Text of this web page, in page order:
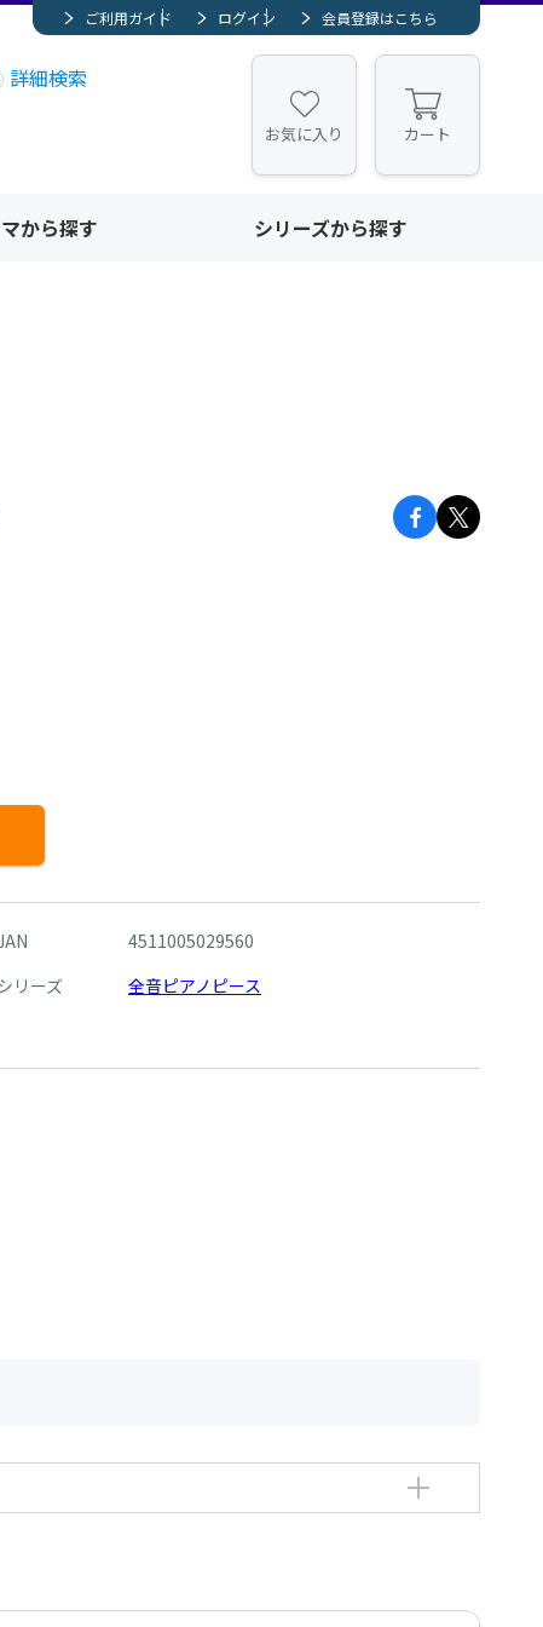
ご利用ガイド ログイン 会員登録はこちら
詳細検索
お気に入り カート
から探す シリーズから探す
4511005029560
リーズ
全音ピアノピース